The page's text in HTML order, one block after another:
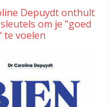
Depuydt onthult
om je "goed
te voelen